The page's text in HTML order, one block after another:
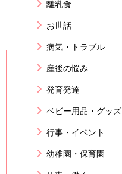
離乳食
お世話
病気・トラブル
産後の悩み
発育発達
ベビー用品・グッズ
行事・イベント
幼稚園・保育園